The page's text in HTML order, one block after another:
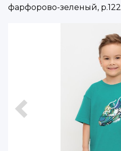
фарфорово-зеленый, р.122